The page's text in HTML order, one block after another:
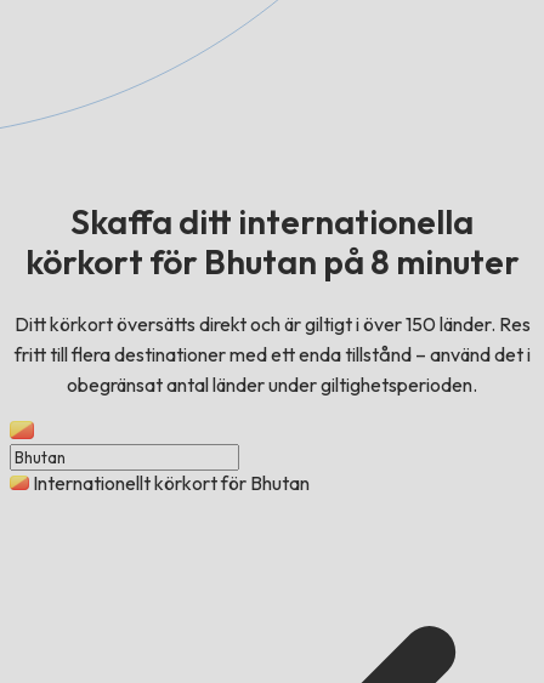
Skaffa ditt internationella
körkort för Bhutan på 8 minuter
Ditt körkort översätts direkt och är giltigt i över 150 länder. Res
fritt till flera destinationer med ett enda tillstånd – använd det i
obegränsat antal länder under giltighetsperioden.
Internationellt körkort för Bhutan